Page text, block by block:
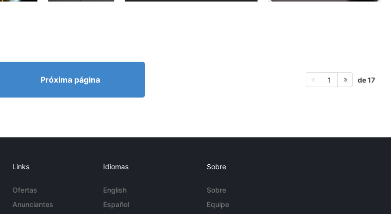
Próxima página 1 de 17
Links
Ofertas
Anunciantes
Idiomas
English
Español
Sobre
Sobre
Equipe